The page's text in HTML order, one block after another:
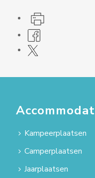
Kampeerplaatsen
Camperplaatsen
Jaarplaatsen